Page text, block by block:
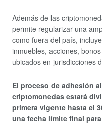
Además de las
permite regularizar una
como fuera del país,
inmuebles, acciones,
ubicados en jurisdicciones
El proceso de adhesión
criptomonedas estará
primera vigente hasta el
una fecha límite final